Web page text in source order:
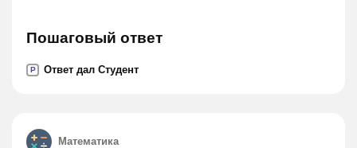
Пошаговый ответ
P Ответ дал Студент
Математика